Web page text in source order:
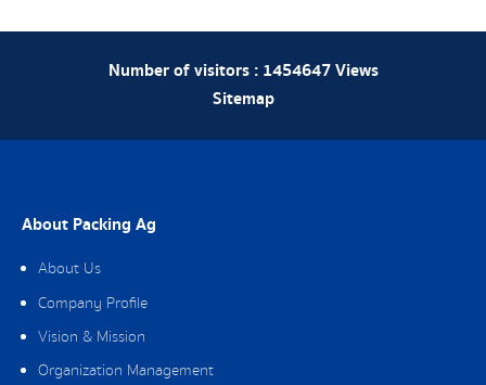
Number of visitors : 1454647Views
Sitemap
About Packing Ag
About Us
Company Profile
Vision & Mission
Organization Management